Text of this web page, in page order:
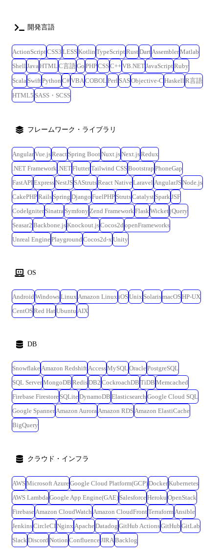
開発言語
ActionScriptCSS3 LESSKotlin TypeScriptRustDartAssemblerMatlab
Shell JavaHTML C言語Go PHPCSSC++VB.NETJavaScriptRuby
Scala SwiftPython C#VBACOBOL Perl SASObjective-C Haskell R言語
HTML5 SASS・SCSS
フレームワーク・ライブラリ
AngularVue.jsReact Spring BootNuxt.jsNext.jsRedux
.NET Framework .NETFlutterTailwind CSSBootstrap PhoneGap
FastAPIExpressNestJS SAStrutsReact NativeLaravel AngularJSNode.js
CakePHPRails Spring Django FuelPHP StrutsCatalyst SparkJSF
CodeIgniter Sinatra SymfonyZend FrameworkFlaskWicketjQuery
Seasar2 Backbone.jsKnockout.jsCocos2d openFrameworks
Unreal EnginePlayground Cocos2d-x Unity
OS
Android WindowsLinux Amazon Linux iOSUnix SolarismacOSHP-UX
CentOSRed HatUbuntu AIX
DB
SnowflakeAmazon RedshiftAccessMySQL OraclePostgreSQL
SQL ServerMongoDB RedisDB2 CockroachDB TiDB Memcached
Firebase Firestore SQLiteDynamoDB Elasticsearch Google Cloud SQL
Google SpannerAmazon AuroraAmazon RDSAmazon ElastiCache
BigQuery
クラウド・インフラ
AWSMicrosoft AzureGoogle Cloud Platform(GCP)DockerKubernetes
AWS LambdaGoogle App Engine(GAE) SalesforceHeroku OpenStack
FirebaseAmazon CloudWatch Amazon CloudFrontTerraformAnsible
JenkinsCircleCINginx ApacheDatadog GitHub ActionsGitHub GitLab
SlackDiscord Notion ConfluenceJIRABacklog